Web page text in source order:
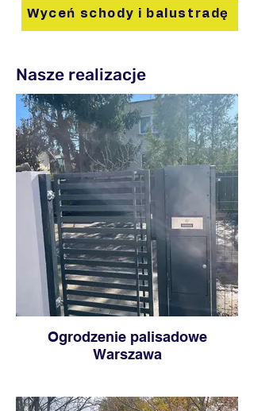
Wyceń schody i balustradę
Nasze realizacje
Ogrodzenie palisadowe
Warszawa